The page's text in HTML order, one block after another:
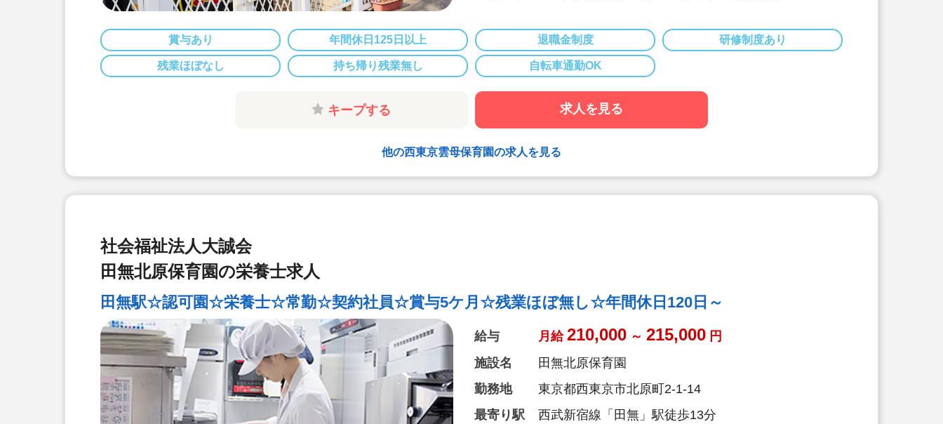
２．食育へのこだわりがすごい！
各園、管理栄養士・栄養士を複数名配置しています。
独自の食育への取り組みは以下です。
(例)「世界の料理を和風アレンジ給食」・「日本の郷
【管理栄養士・栄養士の日常的保育】
管理栄養士・栄養士も交代で保育に入っています。子
どもたちの様子を間近で見ることで、1人1人に合っ
た食の面から成長を支えています。
３．保護者との『5分間対話』
毎日、お迎えの際に保護者の方とお話します。保護者
の方との何気ない会話、管理栄養士・栄養士としての
賞与あり 年間休日125日以上 退職金制度 研修制度あり
残業ほぼなし 持ち帰り残業無し 自転車通勤OK
キープする 求人を見る
他の西東京雲母保育園の求人を見る
社会福祉法人大誠会
田無北原保育園の栄養士求人
田無駅☆認可園☆栄養士☆常勤☆契約社員☆賞与5ケ月☆残業ほぼ無し☆年間休日120日～
給与 月給 210,000 ～ 215,000 円
施設名
田無北原保育園
勤務地
東京都西東京市北原町2-1-14
最寄り駅
西武新宿線「田無」駅徒歩13分